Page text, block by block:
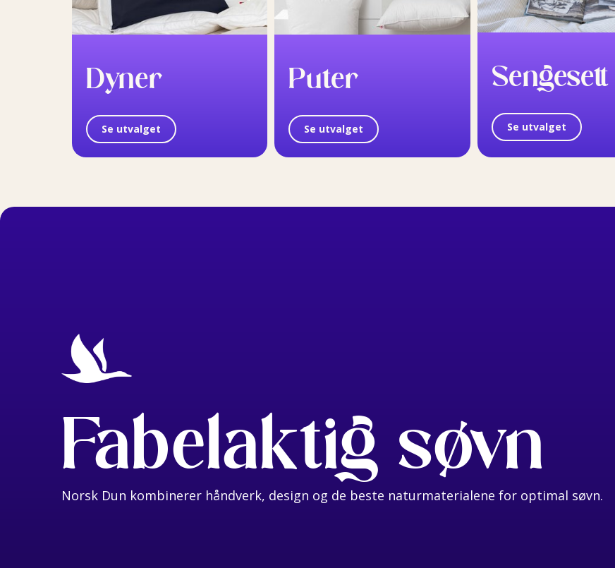
Dyner
Se utvalget
Puter
Se utvalget
Sengesett
Se utvalget
Fabelaktig søvn
Norsk Dun kombinerer håndverk, design og de beste naturmaterialene for optimal søvn.